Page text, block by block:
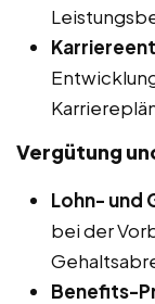
Vergütung
Lohn- und
bei der
Benefits-